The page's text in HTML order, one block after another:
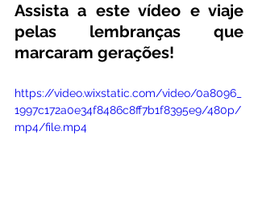
Assista a este vídeo e viaje
pelas lembranças que
marcaram gerações!
https://video.wixstatic.com/video/0a8096_
1997c172a0e34f8486c8ff7b1f8395e9/480p/
mp4/file.mp4